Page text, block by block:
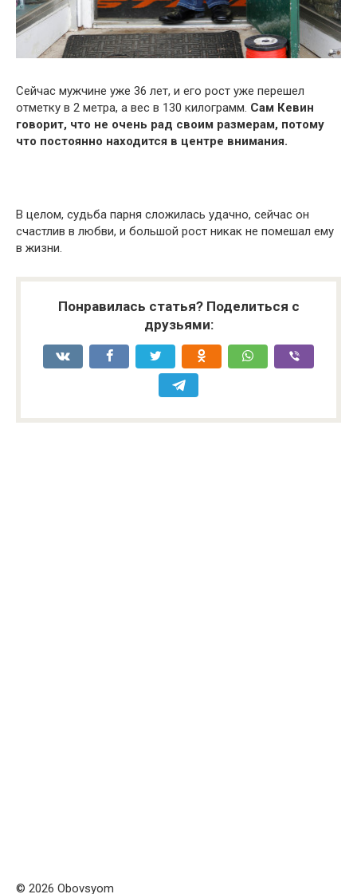
Сейчас мужчине уже 36 лет, и его рост уже перешел
отметку в 2 метра, а вес в 130 килограмм. Сам Кевин
говорит, что не очень рад своим размерам, потому
что постоянно находится в центре внимания.
В целом, судьба парня сложилась удачно, сейчас он
счастлив в любви, и большой рост никак не помешал ему
в жизни.
Понравилась статья? Поделиться с
друзьями:
© 2026 Obovsyom